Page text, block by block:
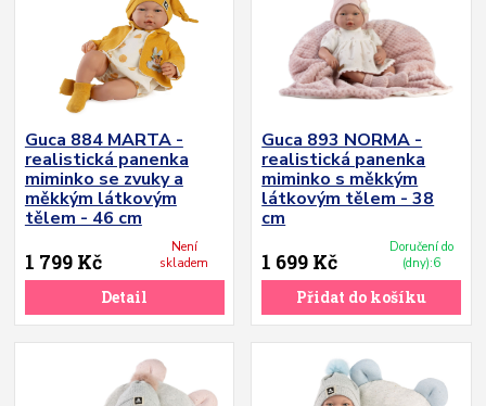
Guca 884 MARTA -
realistická panenka
miminko se zvuky a
měkkým látkovým
tělem - 46 cm
1 799 Kč
Není
skladem
Detail
Guca 893 NORMA -
realistická panenka
miminko s měkkým
látkovým tělem - 38
cm
1 699 Kč
Doručení do
(dny):6
Přidat do košíku